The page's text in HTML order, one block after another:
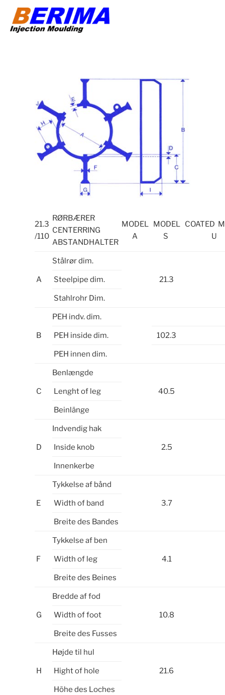
21.3
/110
RØRBÆRER
CENTERRING
ABSTANDHALTER
MODEL
A
MODEL
S
COATED
U
A
Stålrør dim.
21.3
Steelpipe dim.
Stahlrohr Dim.
B
PEH indv. dim.
PEH inside dim. 102.3
PEH innen dim.
C
Benlængde
40.5
Lenght of leg
Beinlänge
D
Indvendig hak
2.5
Inside knob
Innenkerbe
E
Tykkelse af bånd
3.7
Width of band
Breite des Bandes
F
Tykkelse af ben
4.1
Width of leg
Breite des Beines
G
Bredde af fod
10.8
Width of foot
Breite des Fusses
H
Højde til hul
21.6
Hight of hole
Höhe des Loches